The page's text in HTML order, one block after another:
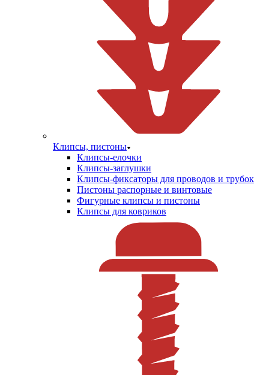
Клипсы, пистоны
Клипсы-елочки
Клипсы-заглушки
Клипсы-фиксаторы для проводов и трубок
Пистоны распорные и винтовые
Фигурные клипсы и пистоны
Клипсы для ковриков